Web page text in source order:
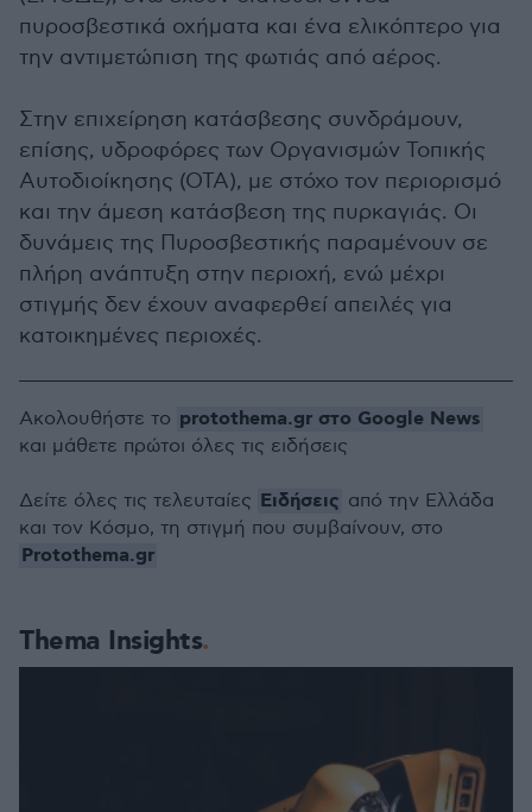
πυροσβεστικά οχήματα και ένα ελικόπτερο για
την αντιμετώπιση της φωτιάς από αέρος.
Στην επιχείρηση κατάσβεσης συνδράμουν,
επίσης, υδροφόρες των Οργανισμών Τοπικής
Αυτοδιοίκησης (ΟΤΑ), με στόχο τον περιορισμό
και την άμεση κατάσβεση της πυρκαγιάς. Οι
δυνάμεις της Πυροσβεστικής παραμένουν σε
πλήρη ανάπτυξη στην περιοχή, ενώ μέχρι
στιγμής δεν έχουν αναφερθεί απειλές για
κατοικημένες περιοχές.
Thema Insights
Ακολουθήστε το protothema.gr στο Google News
και μάθετε πρώτοι όλες τις ειδήσεις
Δείτε όλες τις τελευταίες Ειδήσεις από την Ελλάδα
και τον Κόσμο, τη στιγμή που συμβαίνουν, στο
Protothema.gr